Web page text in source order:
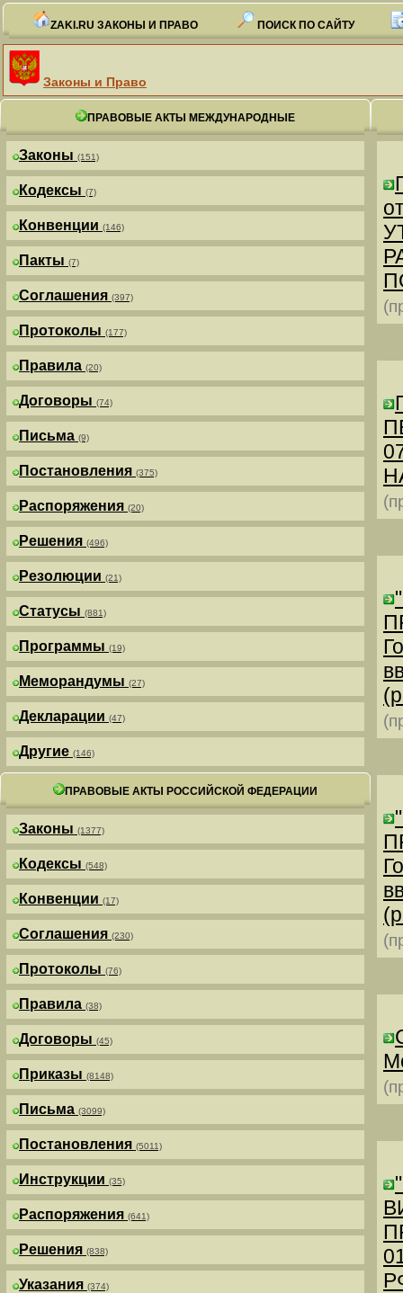
ZAKI.RU ЗАКОНЫ И ПРАВО ПОИСК ПО САЙТУ
Законы и Право
ПРАВОВЫЕ АКТЫ МЕЖДУНАРОДНЫЕ
Законы (151)
Кодексы (7)
Конвенции (146)
Пакты (7)
Соглашения (397)
Протоколы (177)
Правила (20)
Договоры (74)
Письма (9)
Постановления (375)
Распоряжения (20)
Решения (496)
Резолюции (21)
Статусы (881)
Программы (19)
Меморандумы (27)
Декларации (47)
Другие (146)
ПРАВОВЫЕ АКТЫ РОССИЙСКОЙ ФЕДЕРАЦИИ
Законы (1377)
Кодексы (548)
Конвенции (17)
Соглашения (230)
Протоколы (76)
Правила (38)
Договоры (45)
Приказы (8148)
Письма (3099)
Постановления (5011)
Инструкции (35)
Распоряжения (641)
Решения (838)
Указания (374)